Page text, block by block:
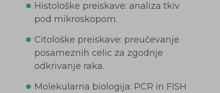
Histološke preiskave: analiza tkiv
pod mikroskopom.
Citološke preiskave: preučevanje
posameznih celic za zgodnje
odkrivanje raka.
Molekularna biologija: PCR in FISH